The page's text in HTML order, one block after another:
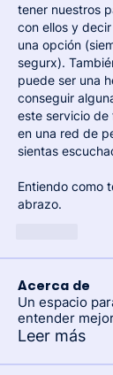
tener nuestros
con ellos y
una opción
segurx).
puede ser una
conseguir
este servicio
en una red de
sientas
Entiendo como
abrazo.
Acerca de
Un espacio
entender
Leer más